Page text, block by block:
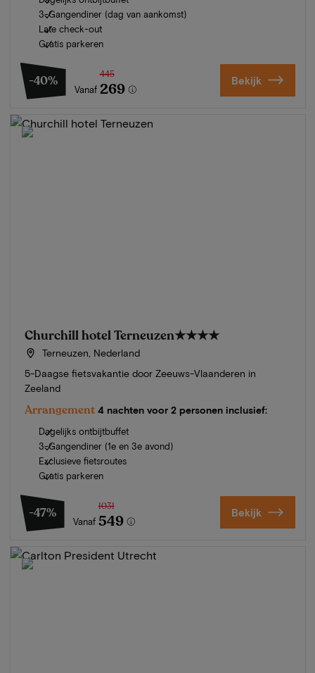
3-Gangendiner (dag van aankomst)
Late check-out
Gratis parkeren
-40%
Vanaf
445
269 Bekijk
Churchill hotel Terneuzen★★★★
Terneuzen, Nederland
5-Daagse fietsvakantie door Zeeuws-Vlaanderen in
Zeeland
Arrangement 4 nachten voor 2 personen inclusief:
Dagelijks ontbijtbuffet
3-Gangendiner (1e en 3e avond)
Exclusieve fietsroutes
Gratis parkeren
-47%
Vanaf
1031
549 Bekijk